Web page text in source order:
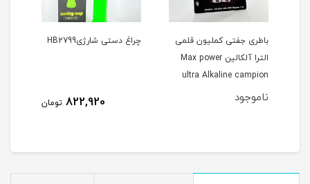
باطری جفتی کملیون قلمی
الترا آلکالین Max power
ultra Alkaline campion
ناموجود
چراغ دستی شارژیHB2799
822,920 تومان